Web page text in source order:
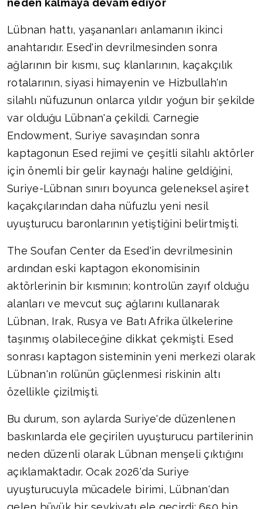
neden kalmaya devam ediyor
Lübnan hattı, yaşananları anlamanın ikinci
anahtarıdır. Esed'in devrilmesinden sonra
ağlarının bir kısmı, suç klanlarının, kaçakçılık
rotalarının, siyasi himayenin ve Hizbullah'ın
silahlı nüfuzunun onlarca yıldır yoğun bir şekilde
var olduğu Lübnan'a çekildi. Carnegie
Endowment, Suriye savaşından sonra
kaptagonun Esed rejimi ve çeşitli silahlı aktörler
için önemli bir gelir kaynağı haline geldiğini,
Suriye-Lübnan sınırı boyunca geleneksel aşiret
kaçakçılarından daha nüfuzlu yeni nesil
uyuşturucu baronlarının yetiştiğini belirtmişti.
The Soufan Center da Esed'in devrilmesinin
ardından eski kaptagon ekonomisinin
aktörlerinin bir kısmının; kontrolün zayıf olduğu
alanları ve mevcut suç ağlarını kullanarak
Lübnan, Irak, Rusya ve Batı Afrika ülkelerine
taşınmış olabileceğine dikkat çekmişti. Esed
sonrası kaptagon sisteminin yeni merkezi olarak
Lübnan'ın rolünün güçlenmesi riskinin altı
özellikle çizilmişti.
Bu durum, son aylarda Suriye'de düzenlenen
baskınlarda ele geçirilen uyuşturucu partilerinin
neden düzenli olarak Lübnan menşeli çıktığını
açıklamaktadır. Ocak 2026'da Suriye
uyuşturucuyla mücadele birimi, Lübnan'dan